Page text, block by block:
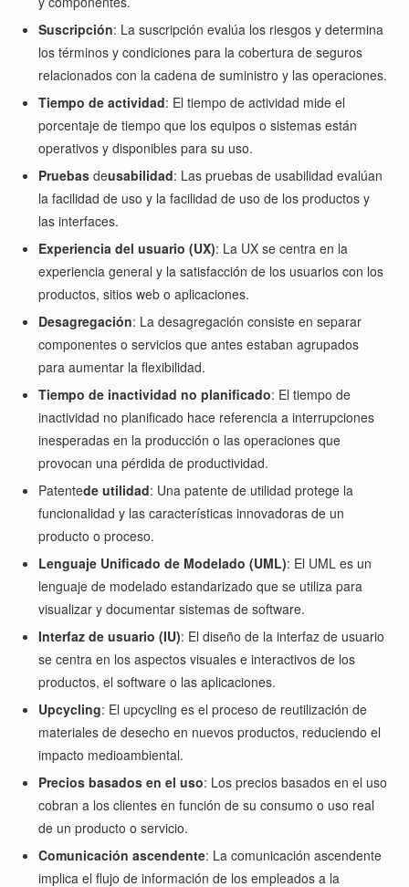
Suscripción: La suscripción evalúa los riesgos y determina
los términos y condiciones para la cobertura de seguros
relacionados con la cadena de suministro y las operaciones.
Tiempo de actividad: El tiempo de actividad mide el
porcentaje de tiempo que los equipos o sistemas están
operativos y disponibles para su uso.
Pruebas deusabilidad: Las pruebas de usabilidad evalúan
la facilidad de uso y la facilidad de uso de los productos y
las interfaces.
Experiencia del usuario (UX): La UX se centra en la
experiencia general y la satisfacción de los usuarios con los
productos, sitios web o aplicaciones.
Desagregación: La desagregación consiste en separar
componentes o servicios que antes estaban agrupados
para aumentar la flexibilidad.
Tiempo de inactividad no planificado: El tiempo de
inactividad no planificado hace referencia a interrupciones
inesperadas en la producción o las operaciones que
provocan una pérdida de productividad.
Patentede utilidad: Una patente de utilidad protege la
funcionalidad y las características innovadoras de un
producto o proceso.
Lenguaje Unificado de Modelado (UML): El UML es un
lenguaje de modelado estandarizado que se utiliza para
visualizar y documentar sistemas de software.
Interfaz de usuario (IU): El diseño de la interfaz de usuario
se centra en los aspectos visuales e interactivos de los
productos, el software o las aplicaciones.
Upcycling: El upcycling es el proceso de reutilización de
materiales de desecho en nuevos productos, reduciendo el
impacto medioambiental.
Precios basados en el uso: Los precios basados en el uso
cobran a los clientes en función de su consumo o uso real
de un producto o servicio.
Comunicación ascendente: La comunicación ascendente
implica el flujo de información de los empleados a la